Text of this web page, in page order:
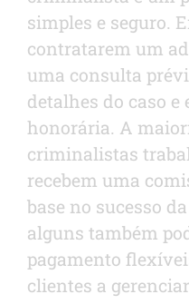
simples e seguro.
contratarem um
uma consulta
detalhes do caso
honorária. A
criminalistas
recebem uma
base no sucesso
alguns também
pagamento
clientes a